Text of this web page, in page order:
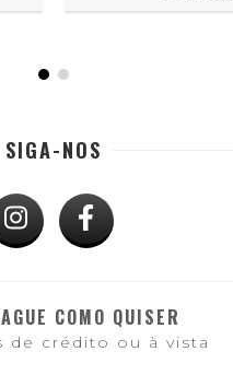
SIGA-NOS
COMO QUISER
de crédito ou à vista